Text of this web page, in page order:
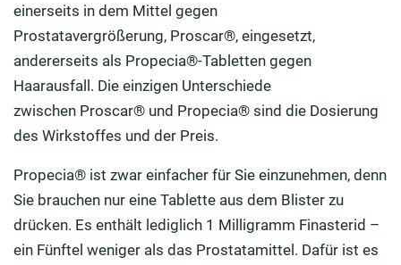
einerseits in dem Mittel gegen
Prostatavergrößerung, Proscar®, eingesetzt,
andererseits als Propecia®-Tabletten gegen
Haarausfall. Die einzigen Unterschiede
zwischen Proscar® und Propecia® sind die Dosierung
des Wirkstoffes und der Preis.
Propecia® ist zwar einfacher für Sie einzunehmen, denn
Sie brauchen nur eine Tablette aus dem Blister zu
drücken. Es enthält lediglich 1 Milligramm Finasterid –
ein Fünftel weniger als das Prostatamittel. Dafür ist es